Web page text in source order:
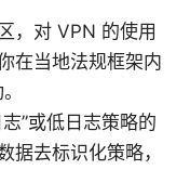
，对 VPN 的使用
在当地法规框架内
”或低日志策略的
据去标识化策略，